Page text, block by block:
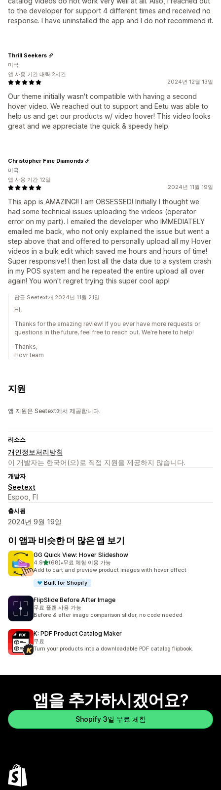
to the developer for support 4 different times and received no
response. I have uninstalled the app and I do not recommend it.
2024년 12월 13일
Our theme initially wasn't compatible with having a second
hover video. We reached out to support and Eetu was able to
help us and get our products w/ video hover! This video looks
great and we appreciate the quick & speedy help.
Thrill Seekers
미국
앱 사용 기간 대략 2시간
2024년 11월 19일
This app is AMAZING!! I am OBSESSED! Initially I thought we
had some technical issues uploading the videos (operator
error on my part). I emailed the developer who IMMEDIATELY
emailed me back, who not only explained the issue but went a
step above that and offered to personally upload all my Hover
videos in a bulk edit which saved me hours and hours of time!
Super responsive! I then lost all the data due to a system crash
in my POS system and he repeated the entire upload all over
again! You won't regret trying this super cool app!
Christopher Fine Diamonds
미국
앱 사용 기간 12일
답글 Seetext개 2024년 11월 21일
Hi,
Thanks for the amazing review! If you ever have more requests or
questions in the future, feel free to reach out. We're here to help!
Thanks,
Hovr team
지원
앱 지원은 Seetext에서 제공합니다.
리소스
개인정보처리방침
이 개발자는 한국어(으)로 직접 지원을 제공하지 않습니다.
개발자
Seetext
Espoo, FI
출시됨
2024년 9월 19일
이 앱과 비슷한 더 많은 앱 보기
GG Quick View: Hover Slideshow
4.9별 5개 중
(68)
총 리뷰 68개
•무료 체험 이용 가능
Add to cart and preview product images with hover effect
Built for Shopify
FlipSlide Before After Image
무료 플랜 사용 가능
Before & after image comparison slider, no code needed
K: PDF Product Catalog Maker
무료
Turn your products into a downloadable PDF catalog flipbook.
앱을 추가하시겠어요?
Shopify 3일 무료 체험